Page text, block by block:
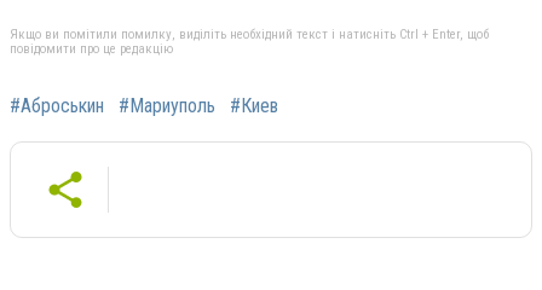
Якщо ви помітили помилку, виділіть необхідний текст і натисніть Ctrl + Enter, щоб
повідомити про це редакцію
#Аброськин #Мариуполь #Киев